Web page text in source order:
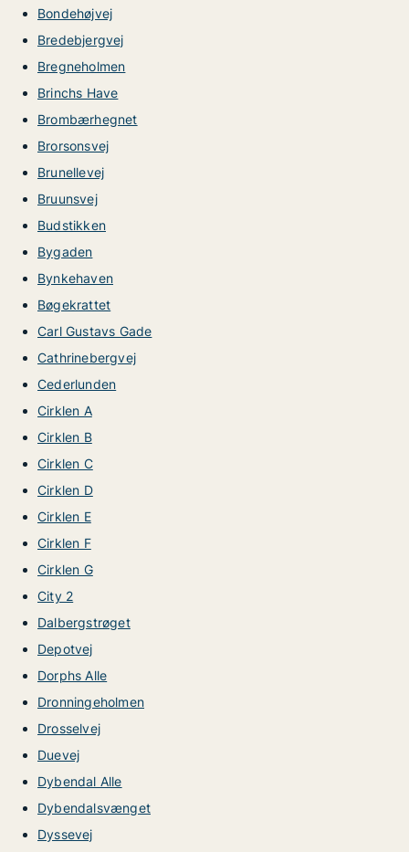
Bondehøjvej
Bredebjergvej
Bregneholmen
Brinchs Have
Brombærhegnet
Brorsonsvej
Brunellevej
Bruunsvej
Budstikken
Bygaden
Bynkehaven
Bøgekrattet
Carl Gustavs Gade
Cathrinebergvej
Cederlunden
Cirklen A
Cirklen B
Cirklen C
Cirklen D
Cirklen E
Cirklen F
Cirklen G
City 2
Dalbergstrøget
Depotvej
Dorphs Alle
Dronningeholmen
Drosselvej
Duevej
Dybendal Alle
Dybendalsvænget
Dyssevej